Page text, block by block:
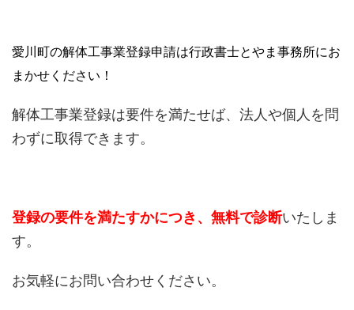
愛川町の解体工事業登録申請は行政書士とやま事務所にお
まかせください！
解体工事業登録は要件を満たせば、法人や個人を問
わずに取得できます。
登録の要件を満たすかにつき、無料で診断いたしま
す。
お気軽にお問い合わせください。